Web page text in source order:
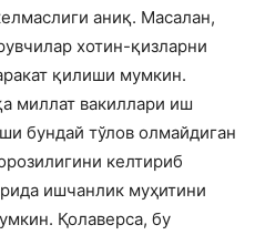
аниқ. Масалан,
хотин-қизларни
қилиши мумкин.
миллат вакиллари иш
бундай тўлов олмайдиган
келтириб
ишчанлик муҳитини
Қолаверса, бу